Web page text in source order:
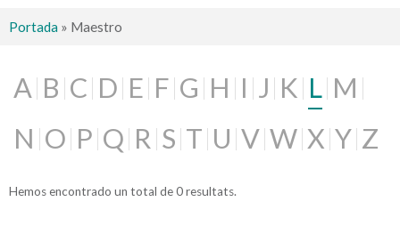
Portada » Maestro
A B C D E F G H I J K L M
N O P Q R S T U V W X Y Z
Hemos encontrado un total de 0 resultats.